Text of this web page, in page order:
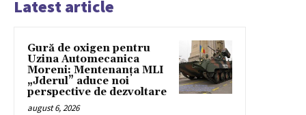
Latest article
Gură de oxigen pentru
Uzina Automecanica
Moreni: Mentenanța MLI
„Jderul” aduce noi
perspective de dezvoltare
august 6, 2026